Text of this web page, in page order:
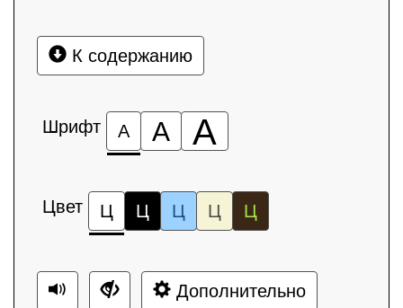
К содержанию
Шрифт А А А
Цвет Ц Ц Ц Ц Ц
Дополнительно